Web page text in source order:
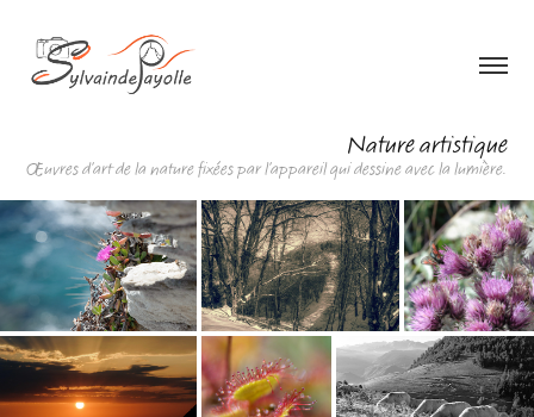
Nature artistique
Œuvres d'art de la nature fixées par l'appareil qui dessine avec la lumière.